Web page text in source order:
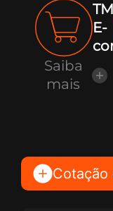
E-
Saiba
mais
Cotação